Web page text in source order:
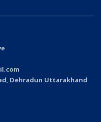
Dehradun Uttarakhand